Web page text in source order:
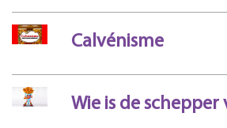
Calvénisme
Wie is de schepper